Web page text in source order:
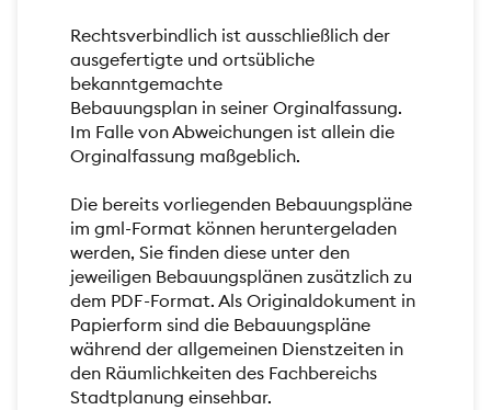
Rechtsverbindlich ist ausschließlich der
ausgefertigte und ortsübliche
bekanntgemachte
Bebauungsplan in seiner Orginalfassung.
Im Falle von Abweichungen ist allein die
Orginalfassung maßgeblich.
Die bereits vorliegenden Bebauungspläne
im gml-Format können heruntergeladen
werden, Sie finden diese unter den
jeweiligen Bebauungsplänen zusätzlich zu
dem PDF-Format. Als Originaldokument in
Papierform sind die Bebauungspläne
während der allgemeinen Dienstzeiten in
den Räumlichkeiten des Fachbereichs
Stadtplanung einsehbar.